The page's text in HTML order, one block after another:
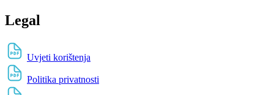
Legal
Uvjeti korištenja
Politika privatnosti